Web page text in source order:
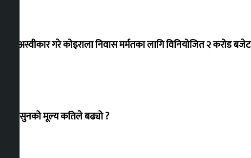
शेखरले अस्वीकार गरे कोइराला निवास मर्मतका लागि विनियोजित २ करोड बजेट
शुक्रबार सुनको मूल्य कतिले बढ्यो ?